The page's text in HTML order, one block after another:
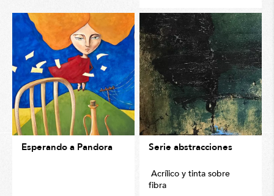
Esperando a Pandora Serie abstracciones
Acrílico y tinta sobre
fibra